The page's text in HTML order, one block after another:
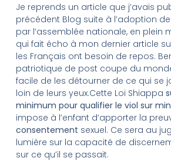
Je reprends un article que j’avais
précédent Blog suite à l’adoption
par l’assemblée nationale, en plein
qui fait écho à mon dernier article
les Français ont besoin de repos.
patriotique de post coupe du
facile de les détourner de ce qui se
loin de leurs yeux.Cette Loi Shiappa
minimum pour qualifier le viol sur
impose à l’enfant d’apporter la
consentement sexuel. Ce sera au
lumière sur la capacité de
sur ce qu’il se passait.